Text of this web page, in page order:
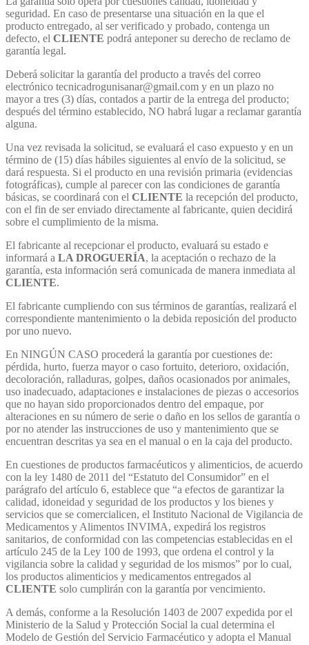
seguridad. En caso de presentarse una situación en la que el
producto entregado, al ser verificado y probado, contenga un
defecto, el CLIENTE podrá anteponer su derecho de reclamo de
garantía legal.
Deberá solicitar la garantía del producto a través del correo
electrónico tecnicadrogunisanar@gmail.com y en un plazo no
mayor a tres (3) días, contados a partir de la entrega del producto;
después del término establecido, NO habrá lugar a reclamar garantía
alguna.
Una vez revisada la solicitud, se evaluará el caso expuesto y en un
término de (15) días hábiles siguientes al envío de la solicitud, se
dará respuesta. Si el producto en una revisión primaria (evidencias
fotográficas), cumple al parecer con las condiciones de garantía
básicas, se coordinará con el CLIENTE la recepción del producto,
con el fin de ser enviado directamente al fabricante, quien decidirá
sobre el cumplimiento de la misma.
El fabricante al recepcionar el producto, evaluará su estado e
informará a LA DROGUERÍA, la aceptación o rechazo de la
garantía, esta información será comunicada de manera inmediata al
CLIENTE.
El fabricante cumpliendo con sus términos de garantías, realizará el
correspondiente mantenimiento o la debida reposición del producto
por uno nuevo.
En NINGÚN CASO procederá la garantía por cuestiones de:
pérdida, hurto, fuerza mayor o caso fortuito, deterioro, oxidación,
decoloración, ralladuras, golpes, daños ocasionados por animales,
uso inadecuado, adaptaciones e instalaciones de piezas o accesorios
que no hayan sido proporcionados dentro del empaque, por
alteraciones en su número de serie o daño en los sellos de garantía o
por no atender las instrucciones de uso y mantenimiento que se
encuentran descritas ya sea en el manual o en la caja del producto.
En cuestiones de productos farmacéuticos y alimenticios, de acuerdo
con la ley 1480 de 2011 del “Estatuto del Consumidor” en el
parágrafo del artículo 6, establece que “a efectos de garantizar la
calidad, idoneidad y seguridad de los productos y los bienes y
servicios que se comercialicen, el Instituto Nacional de Vigilancia de
Medicamentos y Alimentos INVIMA, expedirá los registros
sanitarios, de conformidad con las competencias establecidas en el
artículo 245 de la Ley 100 de 1993, que ordena el control y la
vigilancia sobre la calidad y seguridad de los mismos” por lo cual,
los productos alimenticios y medicamentos entregados al
CLIENTE solo cumplirán con la garantía por vencimiento.
A demás, conforme a la Resolución 1403 de 2007 expedida por el
Ministerio de la Salud y Protección Social la cual determina el
Modelo de Gestión del Servicio Farmacéutico y adopta el Manual